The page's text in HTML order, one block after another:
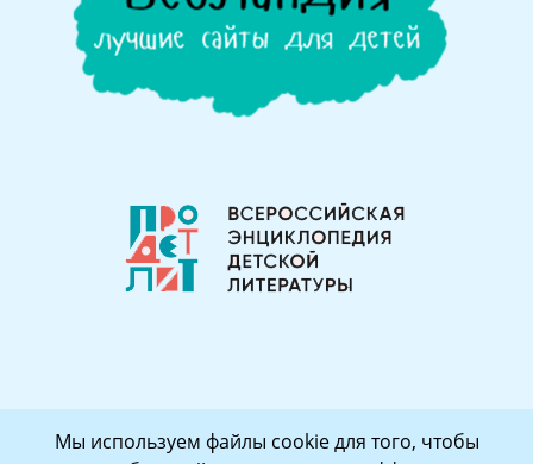
Мы используем файлы cookie для того, чтобы